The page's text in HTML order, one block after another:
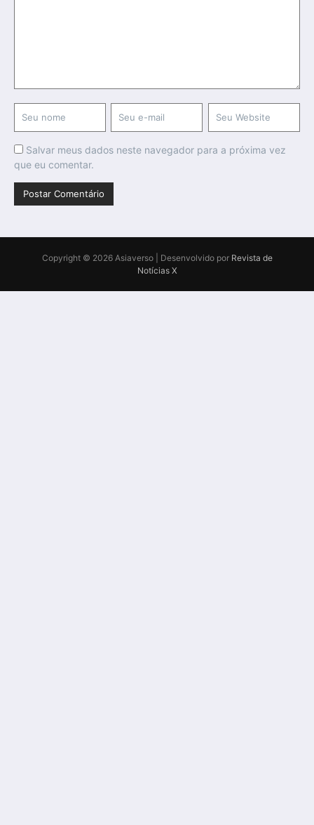
Salvar meus dados neste navegador para a próxima vez
que eu comentar.
Copyright © 2026 Asiaverso | Desenvolvido por Revista de
Notícias X